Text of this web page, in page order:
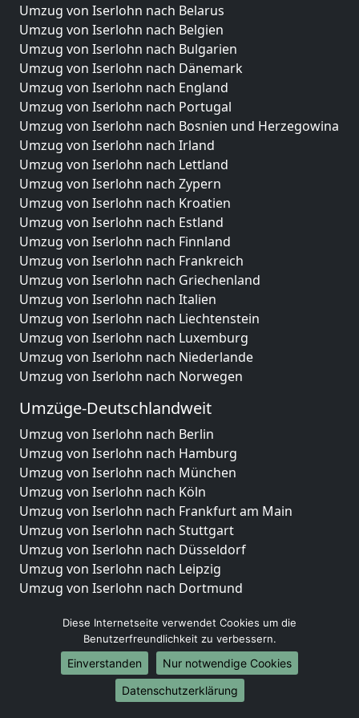
Umzug von Iserlohn nach Belarus
Umzug von Iserlohn nach Belgien
Umzug von Iserlohn nach Bulgarien
Umzug von Iserlohn nach Dänemark
Umzug von Iserlohn nach England
Umzug von Iserlohn nach Portugal
Umzug von Iserlohn nach Bosnien und Herzegowina
Umzug von Iserlohn nach Irland
Umzug von Iserlohn nach Lettland
Umzug von Iserlohn nach Zypern
Umzug von Iserlohn nach Kroatien
Umzug von Iserlohn nach Estland
Umzug von Iserlohn nach Finnland
Umzug von Iserlohn nach Frankreich
Umzug von Iserlohn nach Griechenland
Umzug von Iserlohn nach Italien
Umzug von Iserlohn nach Liechtenstein
Umzug von Iserlohn nach Luxemburg
Umzug von Iserlohn nach Niederlande
Umzug von Iserlohn nach Norwegen
Umzüge-Deutschlandweit
Umzug von Iserlohn nach Berlin
Umzug von Iserlohn nach Hamburg
Umzug von Iserlohn nach München
Umzug von Iserlohn nach Köln
Umzug von Iserlohn nach Frankfurt am Main
Umzug von Iserlohn nach Stuttgart
Umzug von Iserlohn nach Düsseldorf
Umzug von Iserlohn nach Leipzig
Umzug von Iserlohn nach Dortmund
Umzug von Iserlohn nach Bremen
Umzug von Iserlohn nach Dresden
Umzug von Iserlohn nach Hannover
Umzug von Iserlohn nach Nürnberg
Umzug von Iserlohn nach Duisburg
Diese Internetseite verwendet Cookies um die
Benutzerfreundlichkeit zu verbessern.
Einverstanden
Nur notwendige Cookies
Datenschutzerklärung